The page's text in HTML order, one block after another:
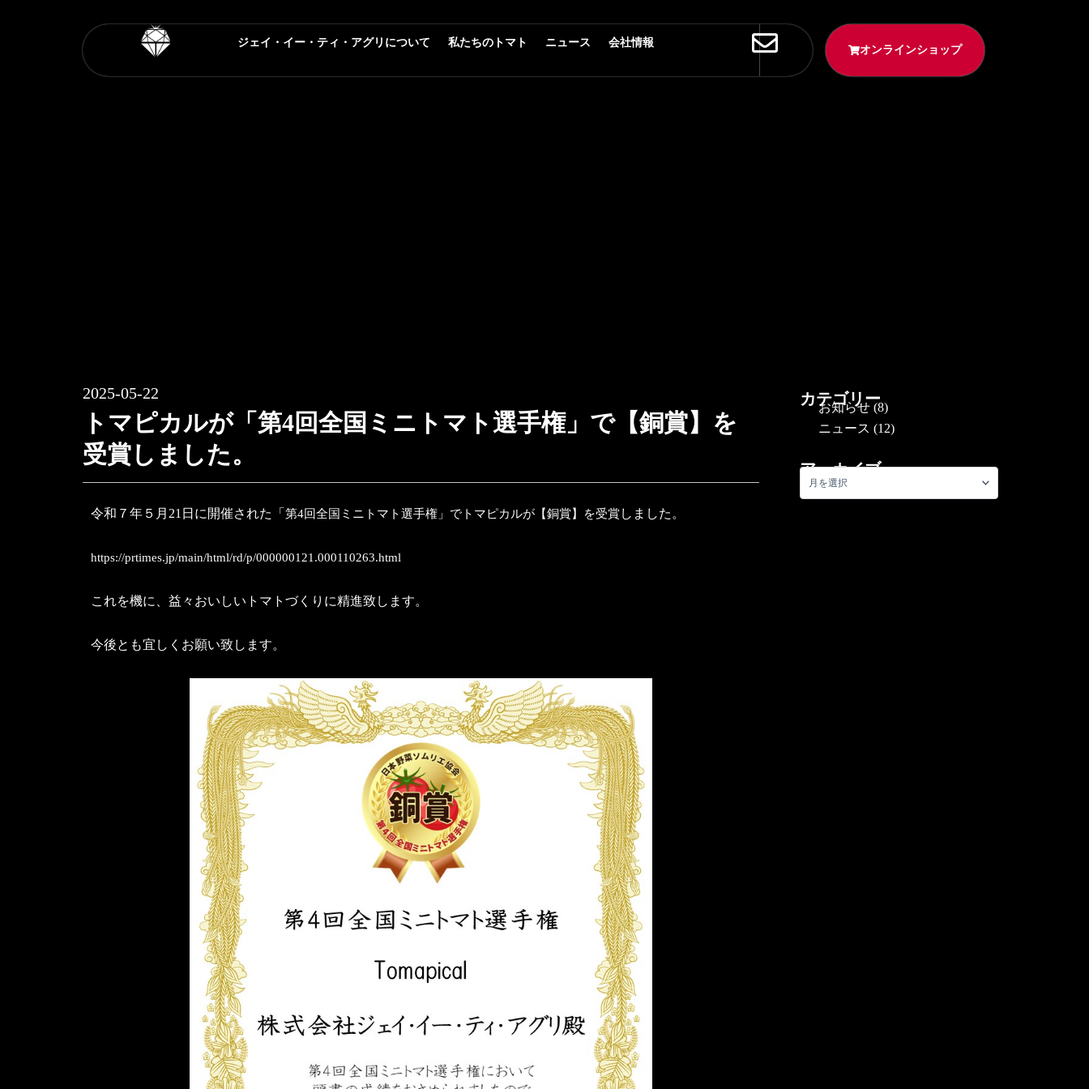
ジェイ・イー・ティ・アグリについて 私たちのトマト ニュース 会社情報
オンラインショップ
2025-05-22
トマピカルが「第4回全国ミニトマト選手権」で【銅賞】を
受賞しました。
令和７年５月21日に開催された「 第4回全国ミニトマト選手権」でトマピカルが【銅賞】を受賞しました。
https://prtimes.jp/main/html/rd/p/000000121.000110263.html
これを機に、益々おいしいトマトづくりに精進致します。
今後とも宜しくお願い致します。
カテゴリー
お知らせ (8)
ニュース (12)
アーカイブ
ア
ー